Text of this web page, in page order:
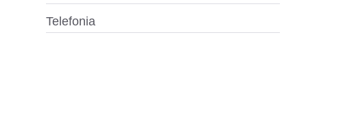
Telefonia